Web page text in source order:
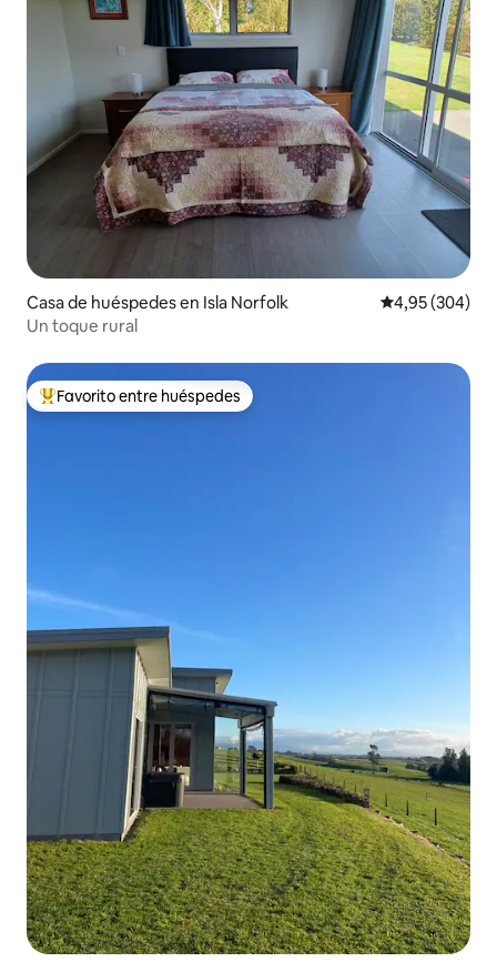
Casa de huéspedes en Isla Norfolk Calificación
4,95 (304)
Un toque rural
Favorito entre los huéspedes más destacados
Favorito entre huéspedes